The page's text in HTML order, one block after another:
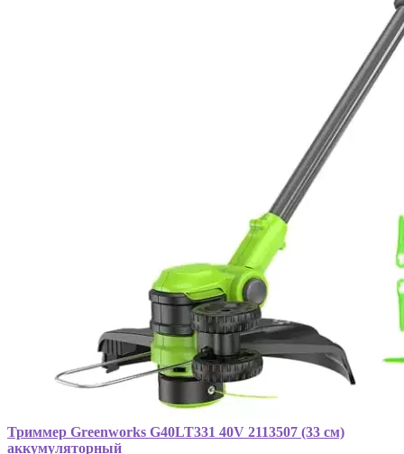
Триммер Greenworks G40LT331 40V 2113507 (33 см)
аккумуляторный